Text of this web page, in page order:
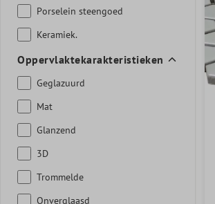
Porselein steengoed
Keramiek.
Oppervlaktekarakteristieken
Geglazuurd
Mat
Glanzend
3D
Trommelde
Onverglaasd